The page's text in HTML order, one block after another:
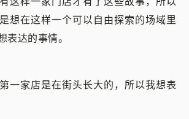
想在这样一个可以自由探索的场域里
表达的事情。
一家店是在街头长大的，所以我想表